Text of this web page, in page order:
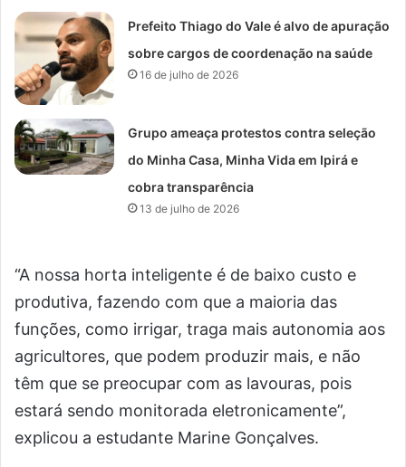
Prefeito Thiago do Vale é alvo de apuração
sobre cargos de coordenação na saúde
16 de julho de 2026
Grupo ameaça protestos contra seleção
do Minha Casa, Minha Vida em Ipirá e
cobra transparência
13 de julho de 2026
“A nossa horta inteligente é de baixo custo e
produtiva, fazendo com que a maioria das
funções, como irrigar, traga mais autonomia aos
agricultores, que podem produzir mais, e não
têm que se preocupar com as lavouras, pois
estará sendo monitorada eletronicamente”,
explicou a estudante Marine Gonçalves.